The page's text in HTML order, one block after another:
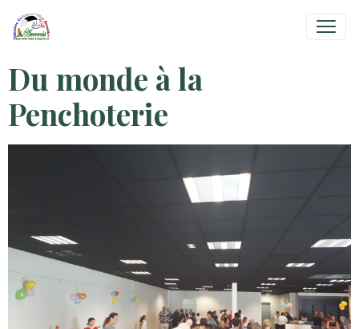
Du monde à la
Penchoterie